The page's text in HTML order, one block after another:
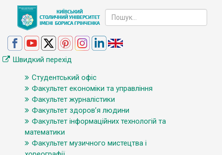
Швидкий перехід
Студентський офіс
Факультет економіки та управління
Факультет журналістики
Факультет здоров’я людини
Факультет інформаційних технологій та
математики
Факультет музичного мистецтва і